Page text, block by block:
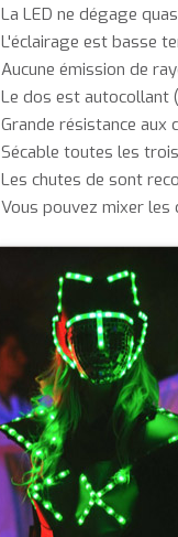
La LED ne dégage
L'éclairage est basse
Aucune émission de
Le dos est autocollant
Grande résistance aux
Sécable toutes les
Les chutes de sont
Vous pouvez mixer